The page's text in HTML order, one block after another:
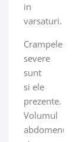
in
varsaturi.
Crampele
severe
sunt
si ele
prezente.
Volumul
abdomenului